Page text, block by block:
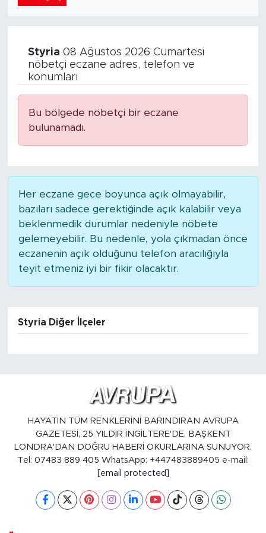
Styria 08 Ağustos 2026 Cumartesi
nöbetçi eczane adres, telefon ve
konumları
Bu bölgede nöbetçi bir eczane
bulunamadı.
Her eczane gece boyunca açık olmayabilir,
bazıları sadece gerektiğinde açık kalabilir veya
beklenmedik durumlar nedeniyle nöbete
gelemeyebilir. Bu nedenle, yola çıkmadan önce
eczanenin açık olduğunu telefon aracılığıyla
teyit etmeniz iyi bir fikir olacaktır.
Styria Diğer İlçeler
HAYATIN TÜM RENKLERİNİ BARINDIRAN AVRUPA
GAZETESİ, 25 YILDIR İNGİLTERE'DE, BAŞKENT
LONDRA'DAN DOĞRU HABERİ OKURLARINA SUNUYOR.
Tel: 07483 889 405 WhatsApp: +447483889405 e-mail:
[email protected]